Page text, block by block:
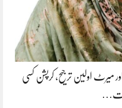
میرٹ اولین ترجیح، کرپشن کسی